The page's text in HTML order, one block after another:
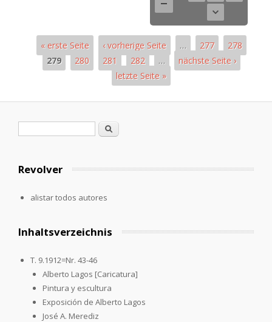
« erste Seite ‹ vorherige Seite … 277
278
279
280 281 282 …
nächste Seite ›
letzte Seite »
Formulario de búsqueda
Buscar
Revolver
alistar todos autores
Inhaltsverzeichnis
T. 9.1912=Nr. 43-46
Alberto Lagos [Caricatura]
Pintura y escultura
Exposición de Alberto Lagos
José A. Merediz